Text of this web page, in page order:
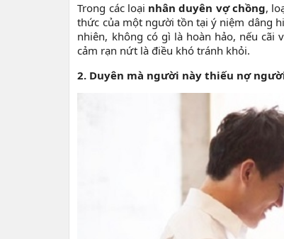
Trong các loại nhân duyên vợ chồng,
thức của một người tồn tại ý niệm dâng
nhiên, không có gì là hoàn hảo, nếu cãi
cảm rạn nứt là điều khó tránh khỏi.
2. Duyên mà người này thiếu nợ